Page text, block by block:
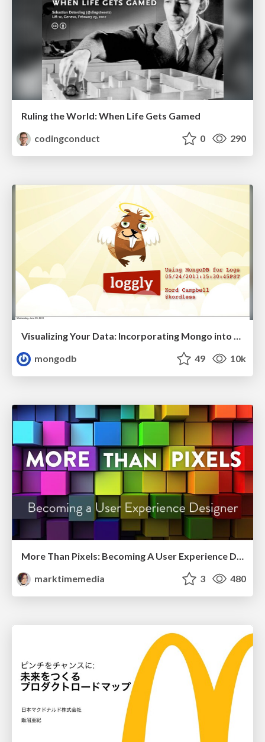
Ruling the World: When Life Gets Gamed
codingconduct
0 290
Visualizing Your Data: Incorporating Mongo into Loggly Infrastructure
mongodb
49 10k
More Than Pixels: Becoming A User Experience Designer
marktimemedia
3 480